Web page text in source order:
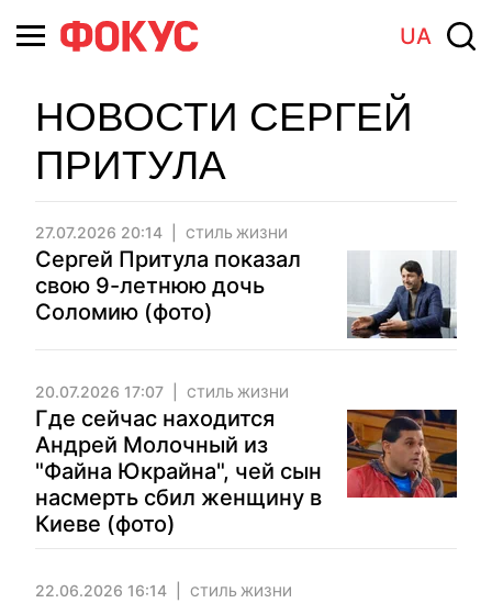
UA
НОВОСТИ СЕРГЕЙ
ПРИТУЛА
27.07.2026 20:14 СТИЛЬ ЖИЗНИ
Сергей Притула показал
свою 9-летнюю дочь
Соломию (фото)
20.07.2026 17:07 СТИЛЬ ЖИЗНИ
Где сейчас находится
Андрей Молочный из
"Файна Юкрайна", чей сын
насмерть сбил женщину в
Киеве (фото)
22.06.2026 16:14 СТИЛЬ ЖИЗНИ